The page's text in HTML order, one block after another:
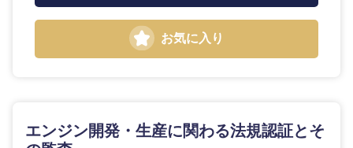
鹿児島県 沖縄県
お気に入り
エンジン開発・生産に関わる法規認証とそ